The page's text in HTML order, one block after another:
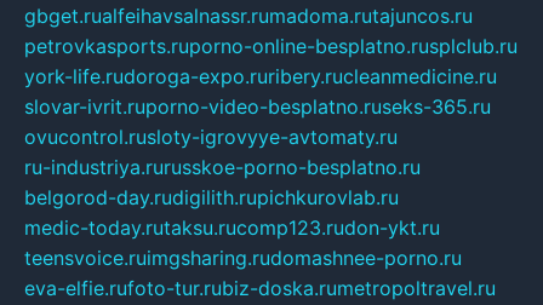
gbget.rualfeihavsalnassr.rumadoma.rutajuncos.ru
petrovkasports.ruporno-online-besplatno.rusplclub.ru
york-life.rudoroga-expo.ruribery.rucleanmedicine.ru
slovar-ivrit.ruporno-video-besplatno.ruseks-365.ru
ovucontrol.rusloty-igrovyye-avtomaty.ru
ru-industriya.rurusskoe-porno-besplatno.ru
belgorod-day.rudigilith.rupichkurovlab.ru
medic-today.rutaksu.rucomp123.rudon-ykt.ru
teensvoice.ruimgsharing.rudomashnee-porno.ru
eva-elfie.rufoto-tur.rubiz-doska.rumetropoltravel.ru